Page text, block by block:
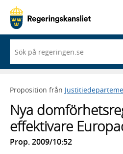
du
börjar
skriva
framträder
lista
med
sökförslag
Proposition från
Nya
effektivare
Prop. 2009/10:52